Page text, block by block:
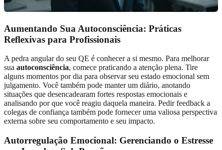
Aumentando Sua Autoconsciência: Práticas
Reflexivas para Profissionais
A pedra angular do seu QE é conhecer a si mesmo. Para melhorar
sua autoconsciência, comece praticando a atenção plena. Tire
alguns momentos por dia para observar seu estado emocional sem
julgamento. Você também pode manter um diário, anotando
situações que desencadearam fortes respostas emocionais e
analisando por que você reagiu daquela maneira. Pedir feedback a
colegas de confiança também pode fornecer uma valiosa perspectiva
externa sobre seu comportamento e seu impacto.
Autorregulação Emocional: Gerenciando o Estresse